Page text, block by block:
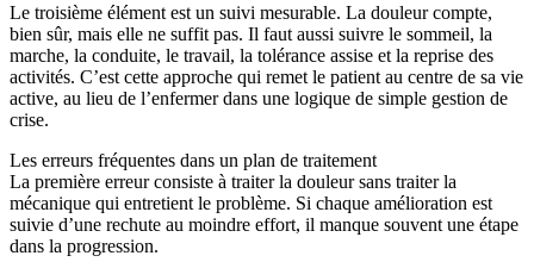
Le troisième élément est un suivi mesurable. La douleur compte,
bien sûr, mais elle ne suffit pas. Il faut aussi suivre le sommeil, la
marche, la conduite, le travail, la tolérance assise et la reprise des
activités. C’est cette approche qui remet le patient au centre de sa vie
active, au lieu de l’enfermer dans une logique de simple gestion de
crise.
Les erreurs fréquentes dans un plan de traitement
La première erreur consiste à traiter la douleur sans traiter la
mécanique qui entretient le problème. Si chaque amélioration est
suivie d’une rechute au moindre effort, il manque souvent une étape
dans la progression.